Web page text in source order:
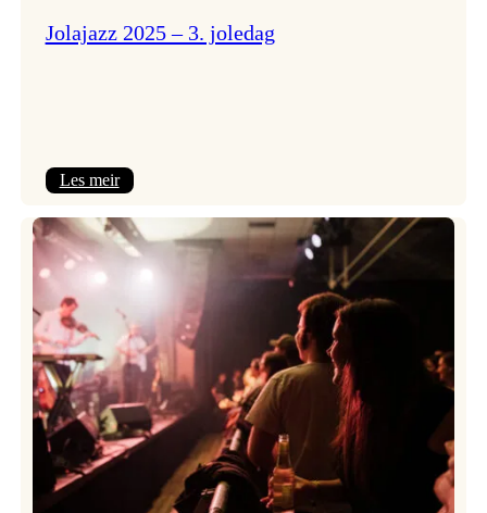
Jolajazz 2025 – 3. joledag
Les meir:
2025
–
joledag